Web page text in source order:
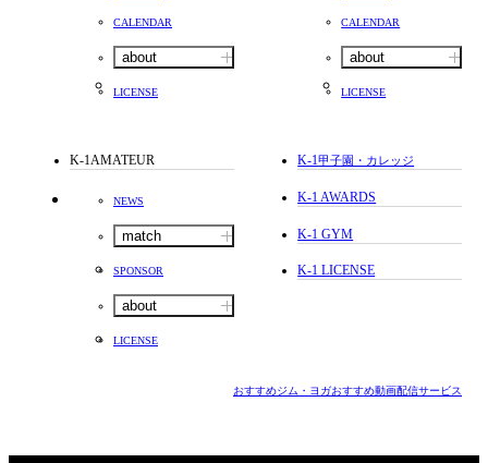
CALENDAR
about
LICENSE
CALENDAR
about
LICENSE
K-1AMATEUR
NEWS
match
SPONSOR
about
LICENSE
K-1甲子園・カレッジ
K-1 AWARDS
K-1 GYM
K-1 LICENSE
おすすめジム・ヨガおすすめ動画配信サービス